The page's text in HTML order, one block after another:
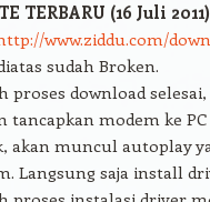
TERBARU (16 Juli 2011)
www.ziddu.com/
sudah Broken.
proses download
tancapkan modem ke
akan muncul autoplay
Langsung saja install